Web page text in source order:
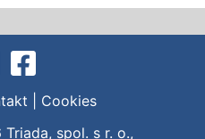
Cookies
Triada, spol. s r. o.,